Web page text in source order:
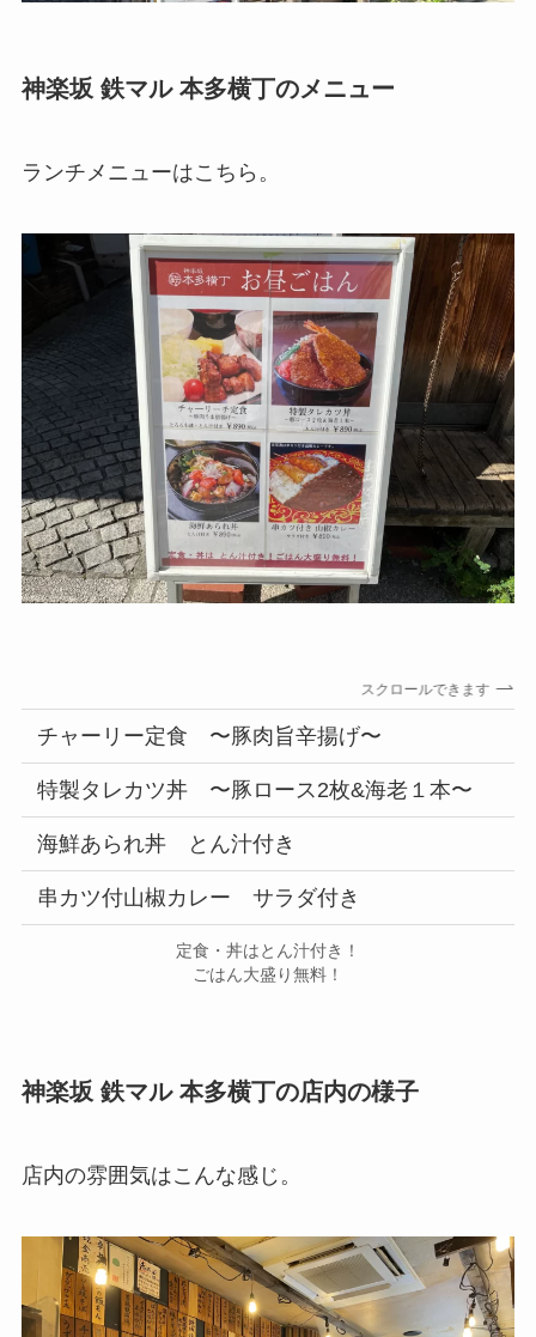
神楽坂 鉄マル 本多横丁のメニュー
ランチメニューはこちら。
スクロールできます
チャーリー定食 〜豚肉旨辛揚げ〜
特製タレカツ丼 〜豚ロース2枚&海老１本〜
海鮮あられ丼 とん汁付き
串カツ付山椒カレー サラダ付き
定食・丼はとん汁付き！
ごはん大盛り無料！
神楽坂 鉄マル 本多横丁の店内の様子
店内の雰囲気はこんな感じ。